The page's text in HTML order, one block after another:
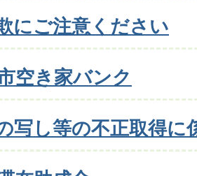
にご注意ください
空き家バンク
写し等の不正取得に